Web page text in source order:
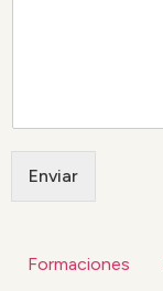
Enviar
Formaciones